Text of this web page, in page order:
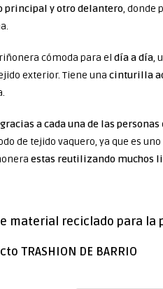
principal y otro delantero, donde
cómoda para el día a día,
exterior. Tiene una cinturilla
gracias a cada una de las personas
de tejido vaquero, ya que es
estas reutilizando muchos
material reciclado para la
TRASHION DE BARRIO